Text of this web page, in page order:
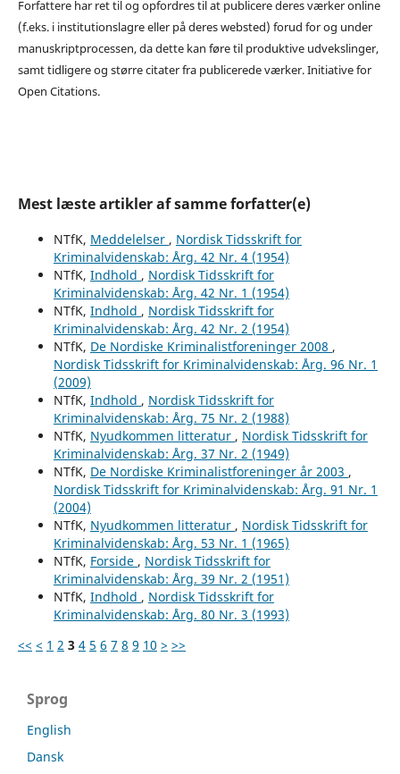
Forfattere har ret til og opfordres til at publicere deres værker online
(f.eks. i institutionslagre eller på deres websted) forud for og under
manuskriptprocessen, da dette kan føre til produktive udvekslinger,
samt tidligere og større citater fra publicerede værker. Initiative for
Open Citations.
Mest læste artikler af samme forfatter(e)
NTfK, Meddelelser , Nordisk Tidsskrift for
Kriminalvidenskab: Årg. 42 Nr. 4 (1954)
NTfK, Indhold , Nordisk Tidsskrift for
Kriminalvidenskab: Årg. 42 Nr. 1 (1954)
NTfK, Indhold , Nordisk Tidsskrift for
Kriminalvidenskab: Årg. 42 Nr. 2 (1954)
NTfK, De Nordiske Kriminalistforeninger 2008 ,
Nordisk Tidsskrift for Kriminalvidenskab: Årg. 96 Nr. 1
(2009)
NTfK, Indhold , Nordisk Tidsskrift for
Kriminalvidenskab: Årg. 75 Nr. 2 (1988)
NTfK, Nyudkommen litteratur , Nordisk Tidsskrift for
Kriminalvidenskab: Årg. 37 Nr. 2 (1949)
NTfK, De Nordiske Kriminalistforeninger år 2003 ,
Nordisk Tidsskrift for Kriminalvidenskab: Årg. 91 Nr. 1
(2004)
NTfK, Nyudkommen litteratur , Nordisk Tidsskrift for
Kriminalvidenskab: Årg. 53 Nr. 1 (1965)
NTfK, Forside , Nordisk Tidsskrift for
Kriminalvidenskab: Årg. 39 Nr. 2 (1951)
NTfK, Indhold , Nordisk Tidsskrift for
Kriminalvidenskab: Årg. 80 Nr. 3 (1993)
<< < 1 2 3 4 5 6 7 8 9 10 > >>
Sprog
English
Dansk